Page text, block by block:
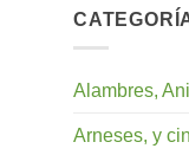
Alambres,
Arneses, y